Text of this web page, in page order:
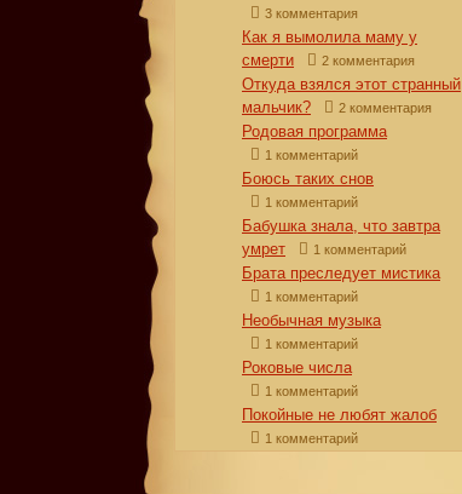
3 комментария
Как я вымолила маму у
смерти
2 комментария
Откуда взялся этот странный
мальчик?
2 комментария
Родовая программа
1 комментарий
Боюсь таких снов
1 комментарий
Бабушка знала, что завтра
умрет
1 комментарий
Брата преследует мистика
1 комментарий
Необычная музыка
1 комментарий
Роковые числа
1 комментарий
Покойные не любят жалоб
1 комментарий